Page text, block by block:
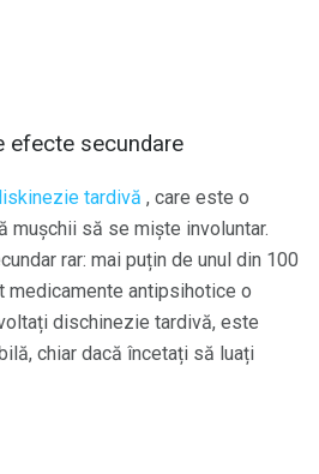
efecte secundare
tardivă , care este o
mușchii să se miște involuntar.
rar: mai puțin de unul din 100
medicamente antipsihotice o
dischinezie tardivă, este
chiar dacă încetați să luați